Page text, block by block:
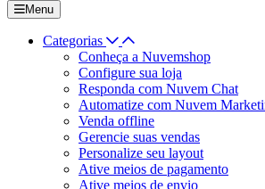
Menu
Categorias
Conheça a Nuvemshop
Configure sua loja
Responda com Nuvem Chat
Automatize com Nuvem
Venda offline
Gerencie suas vendas
Personalize seu layout
Ative meios de pagamento
Ative meios de envio